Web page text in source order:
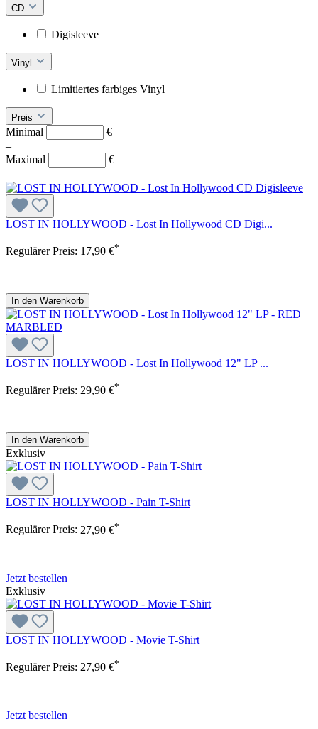
CD
Digisleeve
Vinyl
Limitiertes farbiges Vinyl
Preis
Minimal
€
–
Maximal
€
LOST IN HOLLYWOOD - Lost In Hollywood CD Digi...
Regulärer Preis: 17,90 €*
In den Warenkorb
LOST IN HOLLYWOOD - Lost In Hollywood 12" LP ...
Regulärer Preis: 29,90 €*
In den Warenkorb
Exklusiv
LOST IN HOLLYWOOD - Pain T-Shirt
Regulärer Preis: 27,90 €*
Jetzt bestellen
Exklusiv
LOST IN HOLLYWOOD - Movie T-Shirt
Regulärer Preis: 27,90 €*
Jetzt bestellen